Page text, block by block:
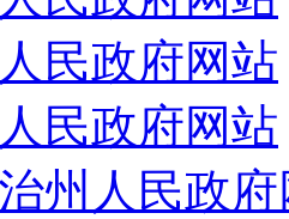
民政府网站
民政府网站
州人民政